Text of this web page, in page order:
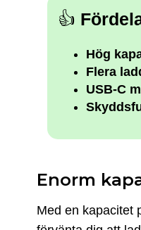
👍
Hög
Flera
USB-C
Enorm
Med en kapacitet